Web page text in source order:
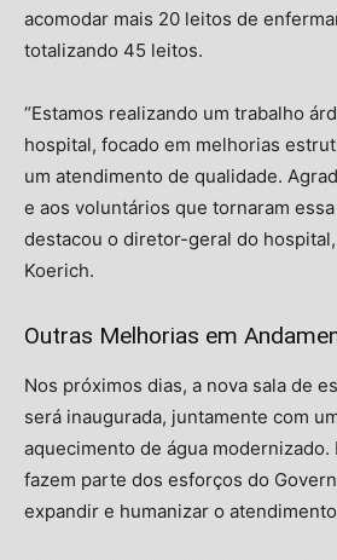
acomodar mais 20 leitos de
totalizando 45 leitos.
“Estamos realizando um trabalho
hospital, focado em melhorias
um atendimento de qualidade.
e aos voluntários que tornaram
destacou o diretor-geral do
Koerich.
Outras Melhorias em
Nos próximos dias, a nova sala de
será inaugurada, juntamente com
aquecimento de água modernizado.
fazem parte dos esforços do
expandir e humanizar o